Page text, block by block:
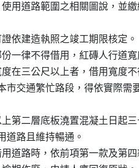
使用道路範圍之相關圖說，並
證依建造執照之竣工期限核定。
份一律不得借用，紅磚人行道
度在三公尺以上者，借用寬度
或本市交通繁忙路段，得依實際
上第二層底板澆置混凝土日起
用道路且維持暢通。
用道路時，依前項第一款及第